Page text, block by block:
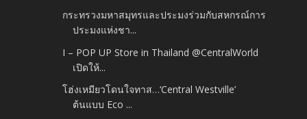
กระทรวงมหาสมุทรและประมงร่วมกับสหกรณ์การ
ประมงแห่งชา...
I – POP UP Store in Thailand @CentralWorld
เปิดให้...
โฮ่งเหมียวโดนใจทาส…‘Central Westville’
ต้นแบบ Eco ...